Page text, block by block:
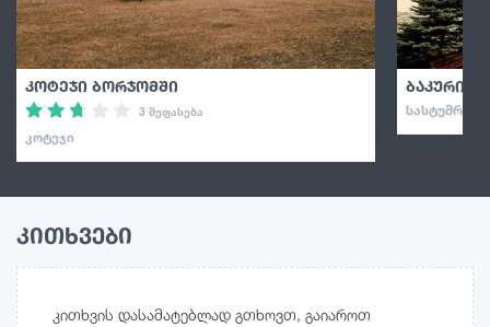
კოტეჯი ბორჯომში
3 შეფასება
ᲙᲝᲢᲔᲯᲘ
ᲡᲐᲡᲢᲣᲛᲠᲝ ·
კითხვები
კითხვის დასამატებლად გთხოვთ, გაიაროთ